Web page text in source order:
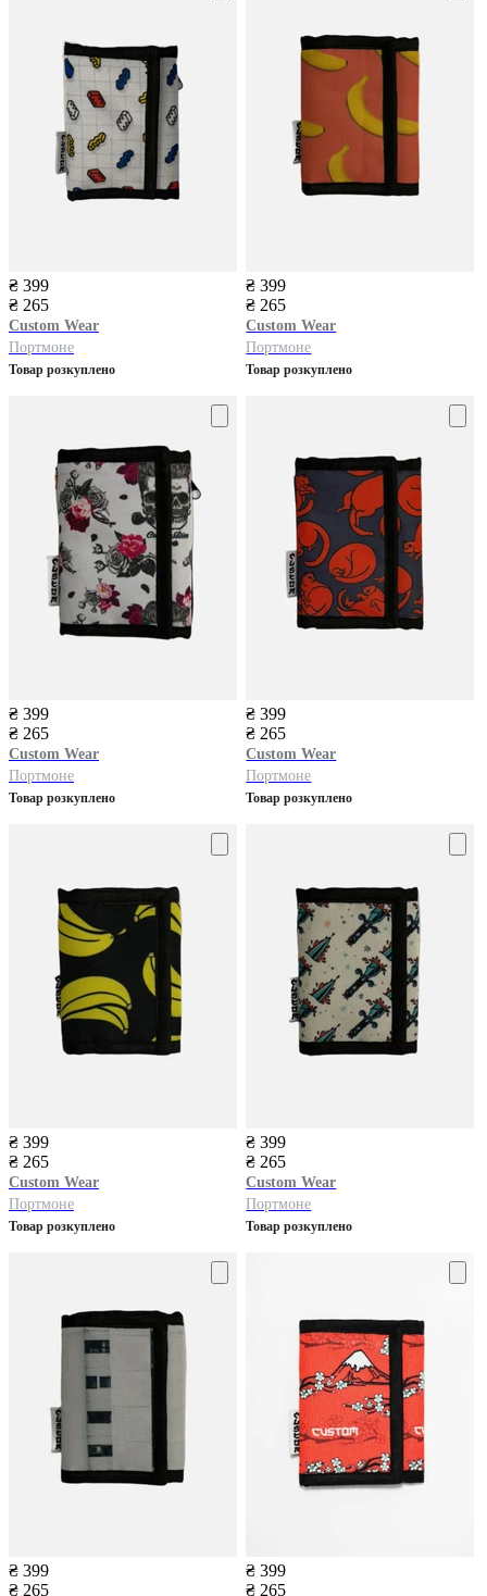
₴ 399
₴ 265
Custom Wear
Портмоне
Товар розкуплено
₴ 399
₴ 265
Custom Wear
Портмоне
Товар розкуплено
₴ 399
₴ 265
Custom Wear
Портмоне
Товар розкуплено
₴ 399
₴ 265
Custom Wear
Портмоне
Товар розкуплено
₴ 399
₴ 265
Custom Wear
Портмоне
Товар розкуплено
₴ 399
₴ 265
Custom Wear
Портмоне
Товар розкуплено
₴ 399
₴ 265
₴ 399
₴ 265